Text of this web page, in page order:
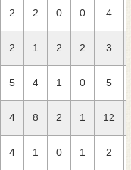
2 2 0 0 4
2 1 2 2 3
5 4 1 0 5
4 8 2 1 12
4 1 0 1 2